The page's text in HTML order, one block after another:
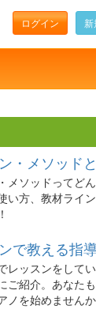
ログイン
・メソッド
メソッドってど
い方、教材ライ
で教える指
レッスンをして
ご紹介。あなた
ノを始めません